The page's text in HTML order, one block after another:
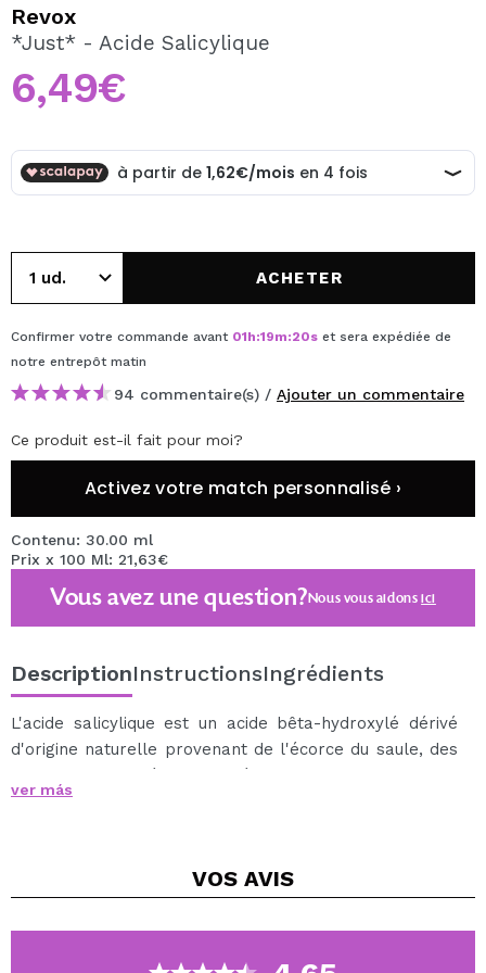
En créant un compte sur Maquibeauty.fr vous pourrez
effectuer vos achats rapidement, vérifier l'état de vos
commandes et consulter vos opérations précédentes.
CRÉER UN COMPTE
Revox
*Just* - Acide Salicylique
6,49€
ACHETER
Confirmer votre commande avant 01h:19m:20s et sera expédiée de
notre entrepôt matin
94 commentaire(s) / Ajouter un commentaire
Ce produit est-il fait pour moi?
Activez votre match personnalisé ›
Contenu: 30.00 ml
Prix x 100 Ml: 21,63€
Vous avez une question?Nous vous aidonsici
DescriptionInstructionsIngrédients
L'acide salicylique est un acide bêta-hydroxylé dérivé
d'origine naturelle provenant de l'écorce du saule, des
feuilles de gaulthérie et de l'écorce de bouleau douce.
Cet acide est un exfoliant efficace qui nettoie en
taches.
ver más
VOS AVIS